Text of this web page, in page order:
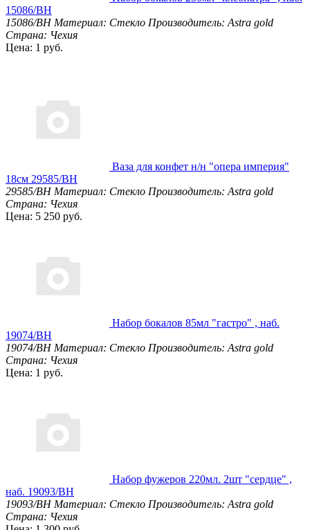
15086/BH
15086/BH Материал: Стекло Производитель: Astra gold
Страна: Чехия
Цена: 1 руб.
Ваза для конфет н/н "опера империя"
18см 29585/BH
29585/BH Материал: Стекло Производитель: Astra gold
Страна: Чехия
Цена: 5 250 руб.
Набор бокалов 85мл "гастро" , наб.
19074/BH
19074/BH Материал: Стекло Производитель: Astra gold
Страна: Чехия
Цена: 1 руб.
Набор фужеров 220мл. 2шт "сердце" ,
наб. 19093/BH
19093/BH Материал: Стекло Производитель: Astra gold
Страна: Чехия